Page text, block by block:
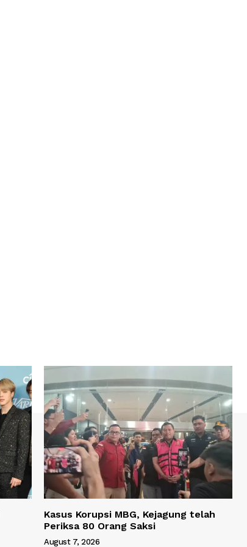
Kasus Korupsi MBG, Kejagung telah
Periksa 80 Orang Saksi
August 7, 2026